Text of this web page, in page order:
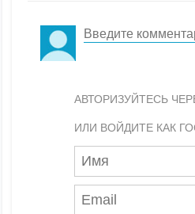
АВТОРИЗУЙТЕСЬ
ИЛИ ВОЙДИТЕ КАК